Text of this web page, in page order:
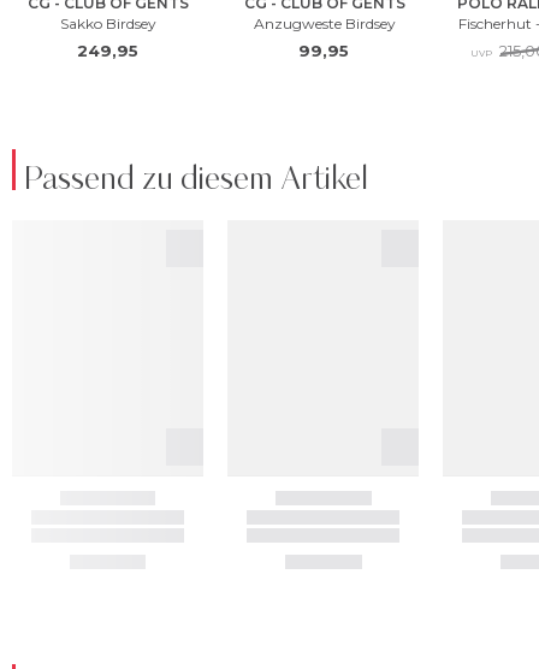
Passend zu diesem Artikel